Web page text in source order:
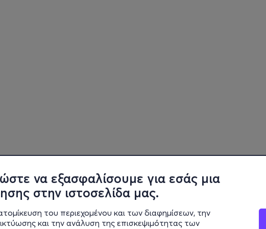
να εξασφαλίσουμε για εσάς μια
στην ιστοσελίδα μας.
του περιεχομένου και των διαφημίσεων, την
και την ανάλυση της επισκεψιμότητας των